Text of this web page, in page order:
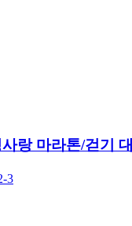
랑 마라톤/걷기
3